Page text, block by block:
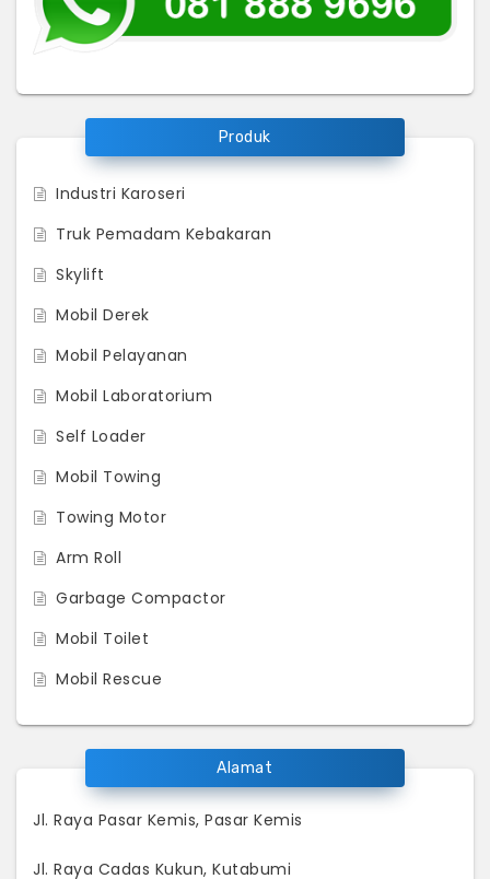
Produk
Industri Karoseri
Truk Pemadam Kebakaran
Skylift
Mobil Derek
Mobil Pelayanan
Mobil Laboratorium
Self Loader
Mobil Towing
Towing Motor
Arm Roll
Garbage Compactor
Mobil Toilet
Mobil Rescue
Alamat
Jl. Raya Pasar Kemis, Pasar Kemis
Jl. Raya Cadas Kukun, Kutabumi